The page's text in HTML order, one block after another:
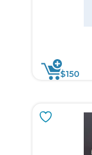
$150